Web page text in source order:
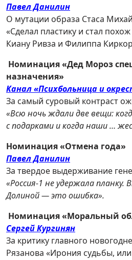
Павел Данилин
О мутации образа Стаса
«Сделал пластику и стал
Киану Ривза и Филиппа
Номинация «Дед Мороз
назначения»
Канал «Психбольница и
За самый суровый контраст
«Всю ночь ждали две вещи:
с подарками и когда наши …
Номинация «Отмена года»
Павел Данилин
За твердое выдерживание
«Россия-1 не удержала планку.
Долиной — это ошибка».
Номинация «Моральный
Сергей Кургинян
За критику главного
Рязанова «Ирония судьбы,